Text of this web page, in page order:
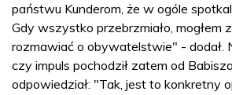
państwu Kunderom, że w ogóle
Gdy wszystko przebrzmiało, mogłem
rozmawiać o obywatelstwie" - dodał.
czy impuls pochodził zatem od
odpowiedział: "Tak, jest to konkretny